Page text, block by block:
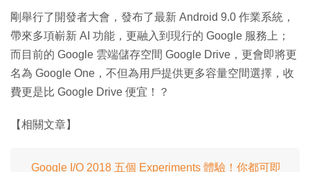
剛舉行了開發者大會，發布了最新 Android 9.0 作業系統，
帶來多項嶄新 AI 功能，更融入到現行的 Google 服務上；
而目前的 Google 雲端儲存空間 Google Drive，更會即將更
名為 Google One，不但為用戶提供更多容量空間選擇，收
費更是比 Google Drive 便宜！？
【相關文章】
Google I/O 2018 五個 Experiments 體驗！你都可即